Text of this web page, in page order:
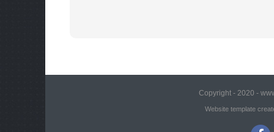
Copyright - 2020 -
Website template